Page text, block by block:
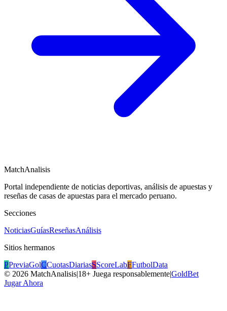
MatchAnalisis
Portal independiente de noticias deportivas, análisis de apuestas y
reseñas de casas de apuestas para el mercado peruano.
Secciones
NoticiasGuíasReseñasAnálisis
Sitios hermanos
PPreviaGolCCuotasDiariasSScoreLabFFutbolData
© 2026 MatchAnalisis|18+ Juega responsablemente|GoldBet
Jugar Ahora